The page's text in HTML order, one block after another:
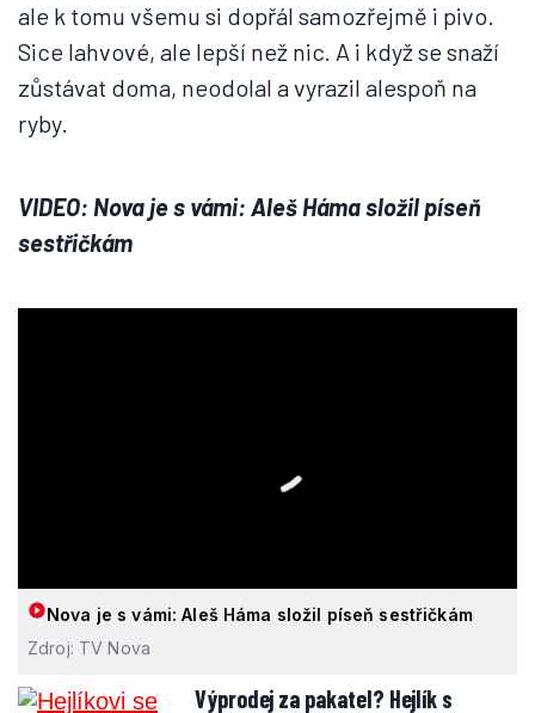
ale k tomu všemu si dopřál samozřejmě i pivo.
Sice lahvové, ale lepší než nic. A i když se snaží
zůstávat doma, neodolal a vyrazil alespoň na
ryby.
VIDEO: Nova je s vámi: Aleš Háma složil píseň
sestřičkám
Nova je s vámi: Aleš Háma složil píseň sestřičkám
Zdroj: TV Nova
Výprodej za pakatel? Hejlík s